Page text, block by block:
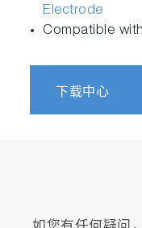
Electrode
Compatible
下载中心